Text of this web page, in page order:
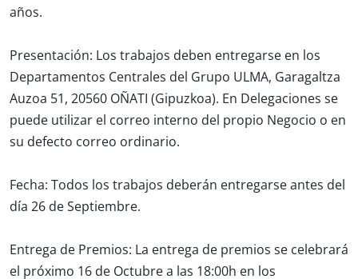
años.
Presentación: Los trabajos deben entregarse en los
Departamentos Centrales del Grupo ULMA, Garagaltza
Auzoa 51, 20560 OÑATI (Gipuzkoa). En Delegaciones se
puede utilizar el correo interno del propio Negocio o en
su defecto correo ordinario.
Fecha: Todos los trabajos deberán entregarse antes del
día 26 de Septiembre.
Entrega de Premios: La entrega de premios se celebrará
el próximo 16 de Octubre a las 18:00h en los